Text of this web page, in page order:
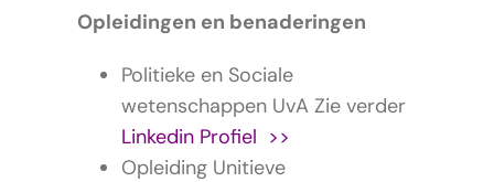
Opleidingen en benaderingen
Politieke en Sociale
wetenschappen UvA Zie verder
Linkedin Profiel >>
Opleiding Unitieve